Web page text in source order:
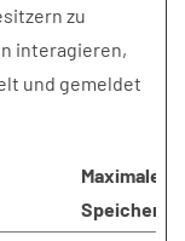
zu
interagieren,
und gemeldet
Maximale